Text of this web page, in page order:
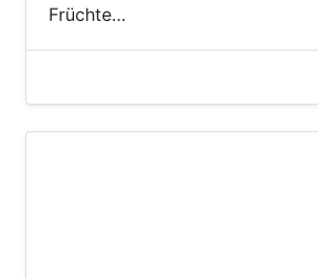
Früchte…